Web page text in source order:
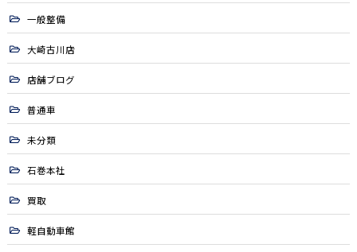
一般整備
大崎古川店
店舗ブログ
普通車
未分類
石巻本社
買取
軽自動車館